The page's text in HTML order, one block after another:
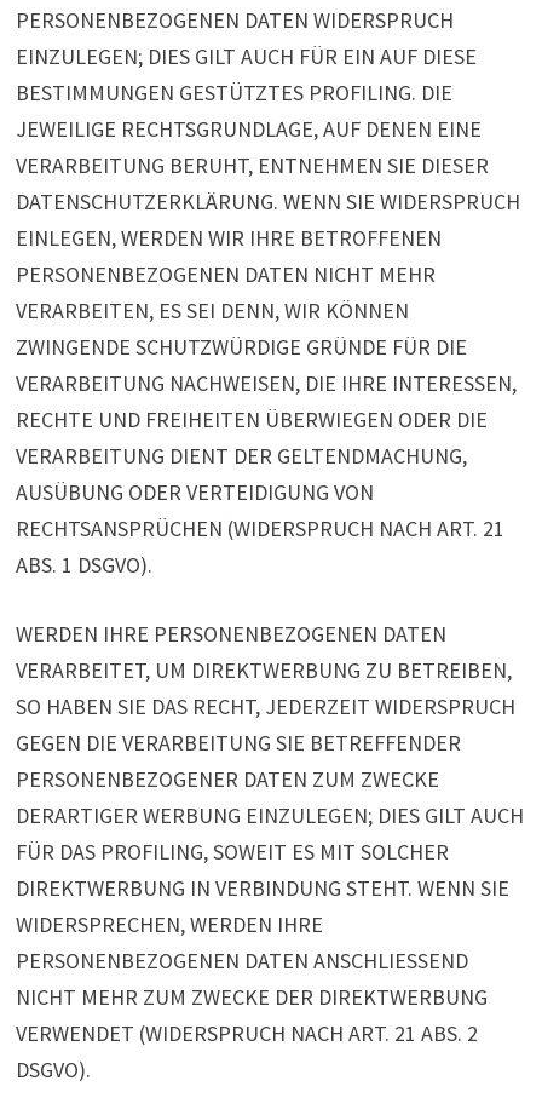
PERSONENBEZOGENEN DATEN WIDERSPRUCH
EINZULEGEN; DIES GILT AUCH FÜR EIN AUF DIESE
BESTIMMUNGEN GESTÜTZTES PROFILING. DIE
JEWEILIGE RECHTSGRUNDLAGE, AUF DENEN EINE
VERARBEITUNG BERUHT, ENTNEHMEN SIE DIESER
DATENSCHUTZERKLÄRUNG. WENN SIE WIDERSPRUCH
EINLEGEN, WERDEN WIR IHRE BETROFFENEN
PERSONENBEZOGENEN DATEN NICHT MEHR
VERARBEITEN, ES SEI DENN, WIR KÖNNEN
ZWINGENDE SCHUTZWÜRDIGE GRÜNDE FÜR DIE
VERARBEITUNG NACHWEISEN, DIE IHRE INTERESSEN,
RECHTE UND FREIHEITEN ÜBERWIEGEN ODER DIE
VERARBEITUNG DIENT DER GELTENDMACHUNG,
AUSÜBUNG ODER VERTEIDIGUNG VON
RECHTSANSPRÜCHEN (WIDERSPRUCH NACH ART. 21
ABS. 1 DSGVO).
WERDEN IHRE PERSONENBEZOGENEN DATEN
VERARBEITET, UM DIREKTWERBUNG ZU BETREIBEN,
SO HABEN SIE DAS RECHT, JEDERZEIT WIDERSPRUCH
GEGEN DIE VERARBEITUNG SIE BETREFFENDER
PERSONENBEZOGENER DATEN ZUM ZWECKE
DERARTIGER WERBUNG EINZULEGEN; DIES GILT AUCH
FÜR DAS PROFILING, SOWEIT ES MIT SOLCHER
DIREKTWERBUNG IN VERBINDUNG STEHT. WENN SIE
WIDERSPRECHEN, WERDEN IHRE
PERSONENBEZOGENEN DATEN ANSCHLIESSEND
NICHT MEHR ZUM ZWECKE DER DIREKTWERBUNG
VERWENDET (WIDERSPRUCH NACH ART. 21 ABS. 2
DSGVO).